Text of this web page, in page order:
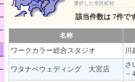
選択した市区町村
該当件数は 7件で
名称
ワークカラー総合スタジオ
川
ワタナベウェディング 大宮店
さ
－